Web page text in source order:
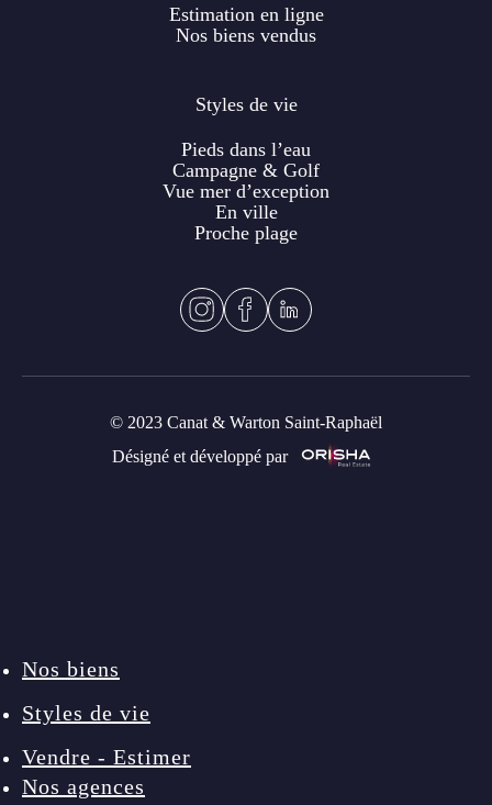
Estimation en ligne
Nos biens vendus
Styles de vie
Pieds dans l’eau
Campagne & Golf
Vue mer d’exception
En ville
Proche plage
© 2023 Canat & Warton Saint-Raphaël
Désigné et développé par
Nos biens
Styles de vie
Vendre - Estimer
Nos agences